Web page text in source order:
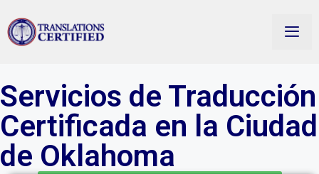
Servicios de Traducción
Certificada en la Ciudad
de Oklahoma